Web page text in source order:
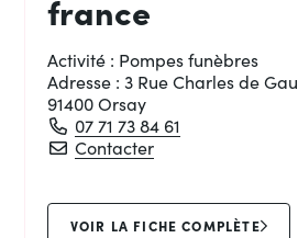
france
Activité : Pompes funèbres
Adresse : 3 Rue Charles de
91400 Orsay
07 71 73 84 61
ContacterPompes funebres
VOIR LA FICHE COMPLÈTE